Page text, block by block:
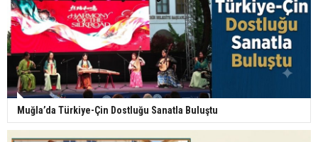
Muğla’da Türkiye-Çin Dostluğu Sanatla Buluştu